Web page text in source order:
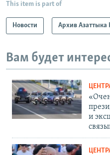
This item is part of
Новости Архив Азаттыка
Вам будет
и